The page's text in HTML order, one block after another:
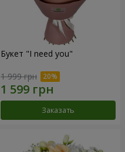
Букет "I need you"
1 999 грн
Заказать